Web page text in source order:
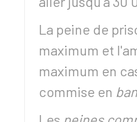
La peine de
maximum et
maximum en
commise en